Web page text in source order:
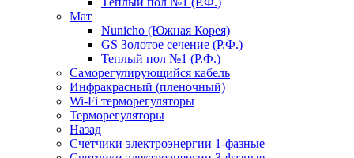
Мат
Nunicho (Южная Корея)
GS Золотое сечение (Р.Ф.)
Теплый пол №1 (Р.Ф.)
Саморегулирующийся кабель
Инфракрасный (пленочный)
Wi-Fi терморегуляторы
Терморегуляторы
Назад
Счетчики электроэнергии 1-фазные